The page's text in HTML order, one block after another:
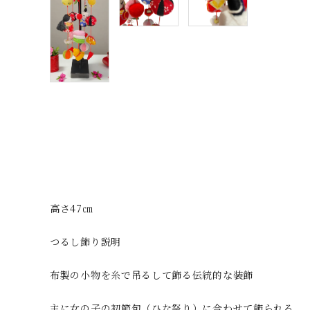
高さ47㎝
つるし飾り説明
布製の小物を糸で吊るして飾る伝統的な装飾